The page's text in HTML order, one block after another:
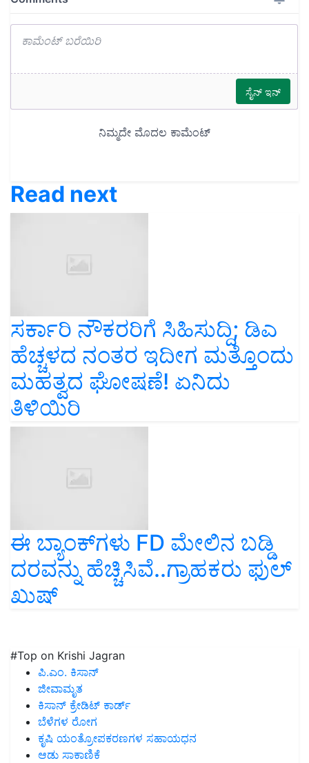
Read next
ಸರ್ಕಾರಿ ನೌಕರರಿಗೆ ಸಿಹಿಸುದ್ದಿ; ಡಿಎ
ಹೆಚ್ಚಳದ ನಂತರ ಇದೀಗ ಮತ್ತೊಂದು
ಮಹತ್ವದ ಘೋಷಣೆ! ಏನಿದು
ತಿಳಿಯಿರಿ
ಈ ಬ್ಯಾಂಕ್‌ಗಳು FD ಮೇಲಿನ ಬಡ್ಡಿ
ದರವನ್ನು ಹೆಚ್ಚಿಸಿವೆ..ಗ್ರಾಹಕರು ಫುಲ್‌
ಖುಷ್‌
#Top on Krishi Jagran
ಪಿ.ಎಂ. ಕಿಸಾನ್
ಜೀವಾಮೃತ
ಕಿಸಾನ್ ಕ್ರೇಡಿಟ್ ಕಾರ್ಡ್
ಬೆಳೆಗಳ ರೋಗ
ಕೃಷಿ ಯಂತ್ರೋಪಕರಣಗಳ ಸಹಾಯಧನ
ಆಡು ಸಾಕಾಣಿಕೆ